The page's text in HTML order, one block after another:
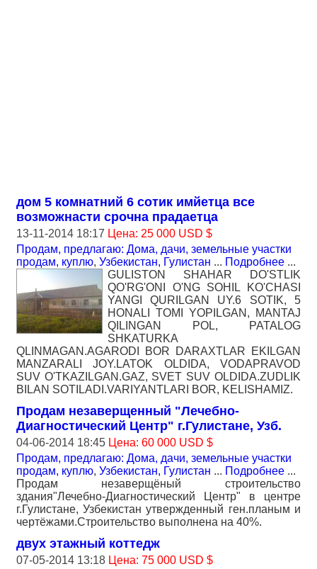
дом 5 комнатний 6 сотик имйетца все
возможнасти срочна прадаетца
13-11-2014 18:17 Цена: 25 000 USD $
Продам, предлагаю: Дома, дачи, земельные участки
продам, куплю, Узбекистан, Гулистан ... Подробнее ...
GULISTON SHAHAR DO'STLIK
QO'RG'ONI O'NG SOHIL KO'CHASI
YANGI QURILGAN UY.6 SOTIK, 5
HONALI TOMI YOPILGAN, MANTAJ
QILINGAN POL, PATALOG
SHKATURKA
QLINMAGAN.AGARODI BOR DARAXTLAR EKILGAN
MANZARALI JOY.LATOK OLDIDA, VODAPRAVOD
SUV O'TKAZILGAN.GAZ, SVET SUV OLDIDA.ZUDLIK
BILAN SOTILADI.VARIYANTLARI BOR, KELISHAMIZ.
Продам незаверщенный "Лечебно-
Диагностический Центр" г.Гулистане, Узб.
04-06-2014 18:45 Цена: 60 000 USD $
Продам, предлагаю: Дома, дачи, земельные участки
продам, куплю, Узбекистан, Гулистан ... Подробнее ...
Продам незаверщёный строительство
здания"Лечебно-Диагностический Центр" в центре
г.Гулистане, Узбекистан утвержденный ген.планым и
чертёжами.Строительство выполнена на 40%.
двух этажный коттедж
07-05-2014 13:18 Цена: 75 000 USD $